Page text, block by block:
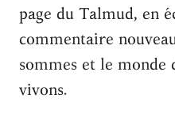
page du Talmud, en
commentaire
sommes et le monde
vivons.